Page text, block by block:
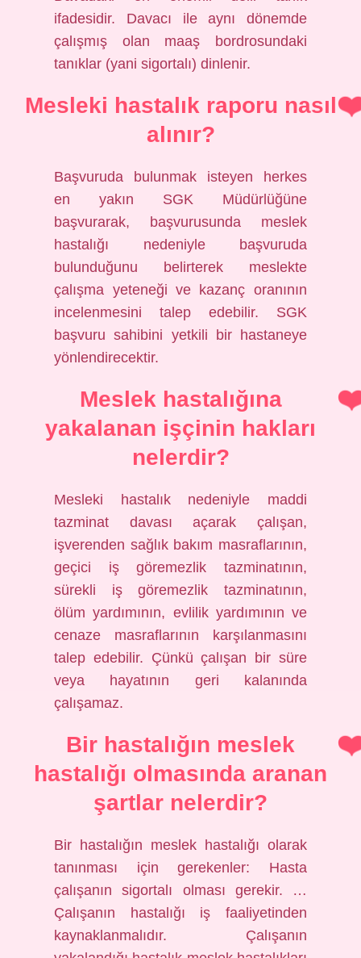
ifadesidir. Davacı ile aynı dönemde
çalışmış olan maaş bordrosundaki
tanıklar (yani sigortalı) dinlenir.
Mesleki hastalık raporu nasıl
alınır?
Başvuruda bulunmak isteyen herkes
en yakın SGK Müdürlüğüne
başvurarak, başvurusunda meslek
hastalığı nedeniyle başvuruda
bulunduğunu belirterek meslekte
çalışma yeteneği ve kazanç oranının
incelenmesini talep edebilir. SGK
başvuru sahibini yetkili bir hastaneye
yönlendirecektir.
Meslek hastalığına
yakalanan işçinin hakları
nelerdir?
Mesleki hastalık nedeniyle maddi
tazminat davası açarak çalışan,
işverenden sağlık bakım masraflarının,
geçici iş göremezlik tazminatının,
sürekli iş göremezlik tazminatının,
ölüm yardımının, evlilik yardımının ve
cenaze masraflarının karşılanmasını
talep edebilir. Çünkü çalışan bir süre
veya hayatının geri kalanında
çalışamaz.
Bir hastalığın meslek
hastalığı olmasında aranan
şartlar nelerdir?
Bir hastalığın meslek hastalığı olarak
tanınması için gerekenler: Hasta
çalışanın sigortalı olması gerekir. …
Çalışanın hastalığı iş faaliyetinden
kaynaklanmalıdır. Çalışanın